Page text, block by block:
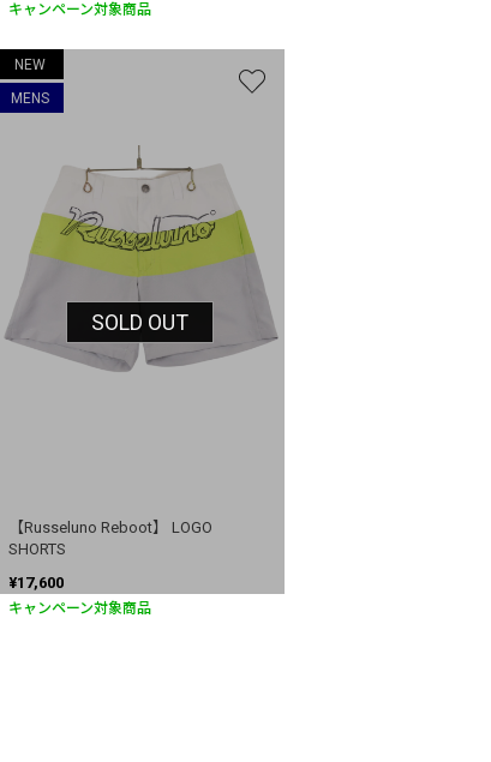
キャンペーン対象商品
NEW
MENS
【Russeluno Reboot】 LOGO
SHORTS
¥17,600
キャンペーン対象商品
SOLD OUT